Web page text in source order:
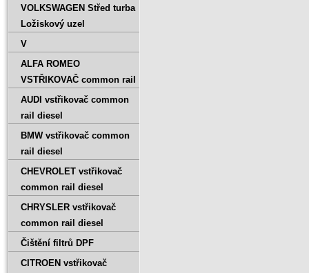
VOLKSWAGEN Střed turba
Ložiskový uzel
V
ALFA ROMEO
VSTŘIKOVAČ common rail
AUDI vstřikovač common
rail diesel
BMW vstřikovač common
rail diesel
CHEVROLET vstřikovač
common rail diesel
CHRYSLER vstřikovač
common rail diesel
Čištění filtrů DPF
CITROEN vstřikovač